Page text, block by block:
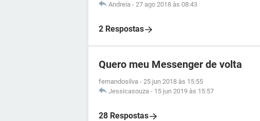
Andreia - 27 ago 2018 às 08:43
2 Respostas
Quero meu Messenger de volta
fernandosilva - 25 jun 2018 às 15:55
Jessicasouza - 15 jun 2019 às 15:57
28 Respostas